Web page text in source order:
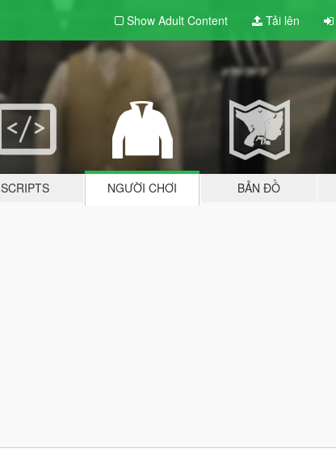
Show Adult Content Tải lên
SCRIPTS NGƯỜI CHƠI BẢN ĐỒ